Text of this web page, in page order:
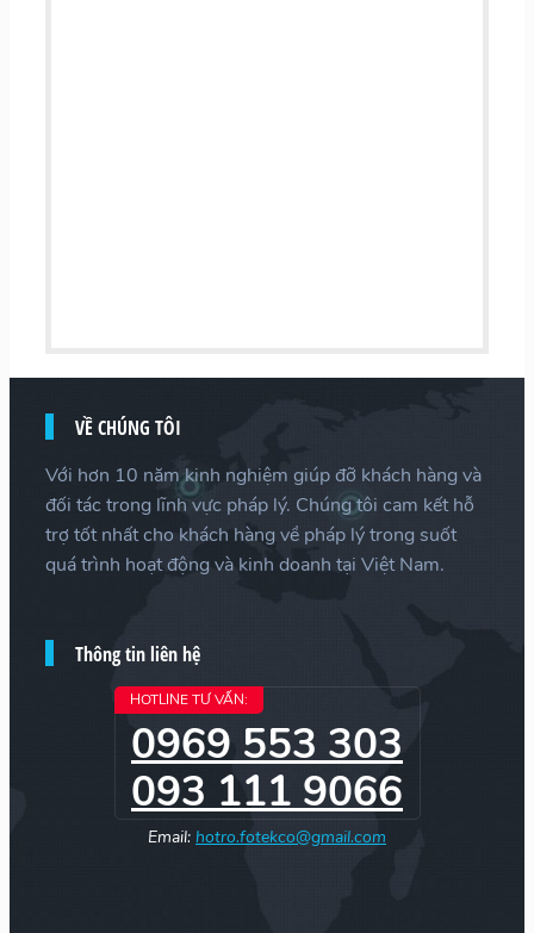
VỀ CHÚNG TÔI
Với hơn 10 năm kinh nghiệm giúp đỡ khách hàng và
đối tác trong lĩnh vực pháp lý. Chúng tôi cam kết hỗ
trợ tốt nhất cho khách hàng về pháp lý trong suốt
quá trình hoạt động và kinh doanh tại Việt Nam.
Thông tin liên hệ
HOTLINE TƯ VẤN:
0969 553 303
093 111 9066
Email: hotro.fotekco@gmail.com